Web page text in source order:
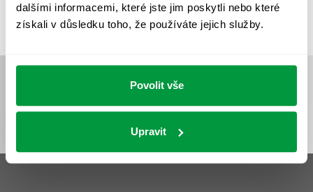
dalšími informacemi, které jste jim poskytli nebo které
získali v důsledku toho, že používáte jejich služby.
Povolit vše
Upravit